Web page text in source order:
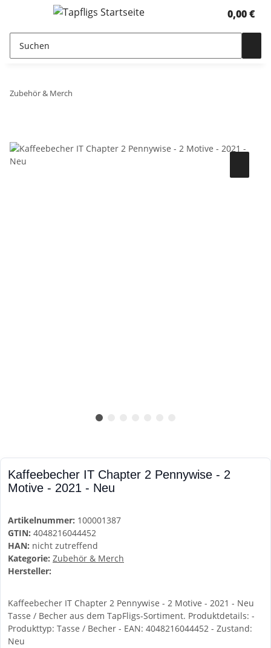
0,00 €
Zubehör & Merch
Kaffeebecher IT Chapter 2 Pennywise - 2
Motive - 2021 - Neu
Artikelnummer: 100001387
GTIN: 4048216044452
HAN: nicht zutreffend
Kategorie: Zubehör & Merch
Hersteller:
Kaffeebecher IT Chapter 2 Pennywise - 2 Motive - 2021 - Neu
Tasse / Becher aus dem TapFligs-Sortiment. Produktdetails: -
Produkttyp: Tasse / Becher - EAN: 4048216044452 - Zustand:
Neu